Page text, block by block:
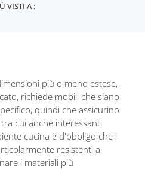
VISTI A :
più o meno estese,
richiede mobili che siano
quindi che assicurino
cui anche interessanti
cucina è d'obbligo che i
resistenti a
i materiali più